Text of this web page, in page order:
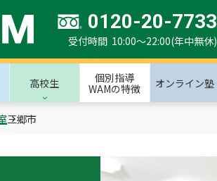
0120-20-7733
受付時間 10:00～22:00(年中無休)
高校生
個別指導
WAMの特徴
オンライン塾
三郷市